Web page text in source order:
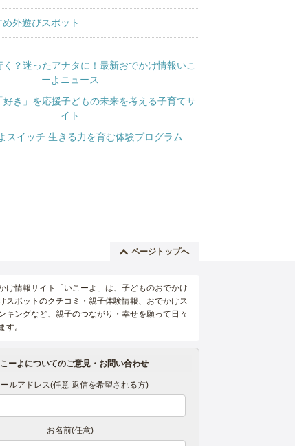
外遊びスポット
ページトップへ
け情報サイト「いこーよ」は、子どものおでかけ
スポットのクチコミ・親子体験情報、おでかけス
キングなど、親子のつながり・幸せを願って日々
す。
ーよについてのご意見・お問い合わせ
ールアドレス(任意 返信を希望される方)
お名前(任意)